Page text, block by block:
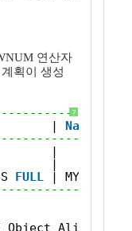
연산자
획이 생성
?
| Name
|      | 1
|      | 1
FULL
| MY_T | 1
Object Alias